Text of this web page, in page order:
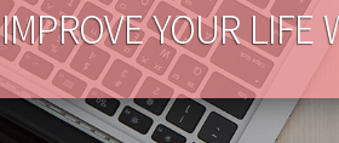
IMPROVE YOUR LIFE